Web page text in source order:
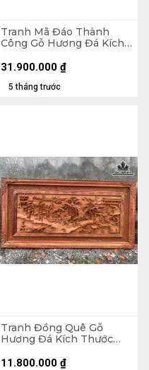
Tranh Mã Đáo Thành
Công Gỗ Hương Đá Kích
5 tháng trước
31.900.000 ₫
Tranh Đồng Quê Gỗ
Hương Đá Kích Thước
11.800.000 ₫